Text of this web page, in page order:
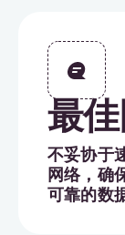
最
不妥协于
网络，确
可靠的数